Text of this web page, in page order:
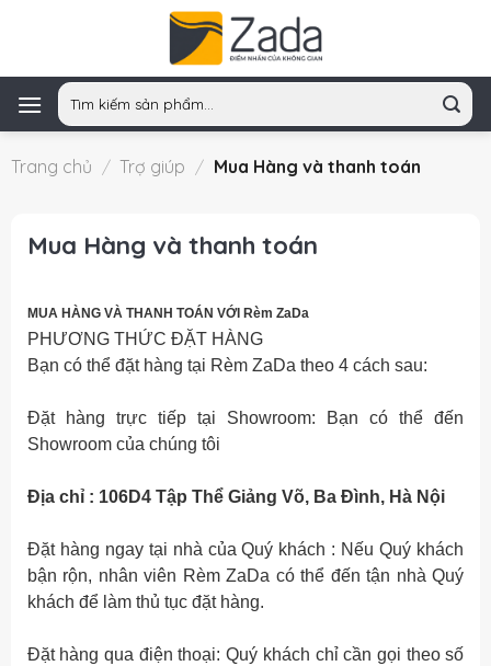
Tìm
kiếm:
Trang chủ / Trợ giúp / Mua Hàng và thanh toán
Mua Hàng và thanh toán
MUA HÀNG VÀ THANH TOÁN VỚI Rèm ZaDa
PHƯƠNG THỨC ĐẶT HÀNG
Bạn có thể đặt hàng tại Rèm ZaDa theo 4 cách sau:
Đặt hàng trực tiếp tại Showroom: Bạn có thể đến
Showroom của chúng tôi
Địa chỉ : 106D4 Tập Thể Giảng Võ, Ba Đình, Hà Nội
Đặt hàng ngay tại nhà của Quý khách : Nếu Quý khách
bận rộn, nhân viên Rèm ZaDa có thể đến tận nhà Quý
khách để làm thủ tục đặt hàng.
Đặt hàng qua điện thoại: Quý khách chỉ cần gọi theo số